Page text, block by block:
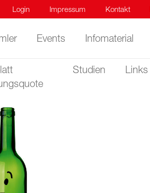
Login Impressum Kontakt
Events Infomaterial
Studien Links